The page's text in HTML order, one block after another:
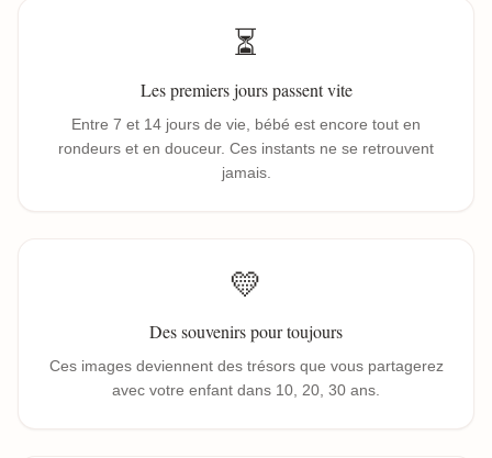
⏳
Les premiers jours passent vite
Entre 7 et 14 jours de vie, bébé est encore tout en
rondeurs et en douceur. Ces instants ne se retrouvent
jamais.
💛
Des souvenirs pour toujours
Ces images deviennent des trésors que vous partagerez
avec votre enfant dans 10, 20, 30 ans.